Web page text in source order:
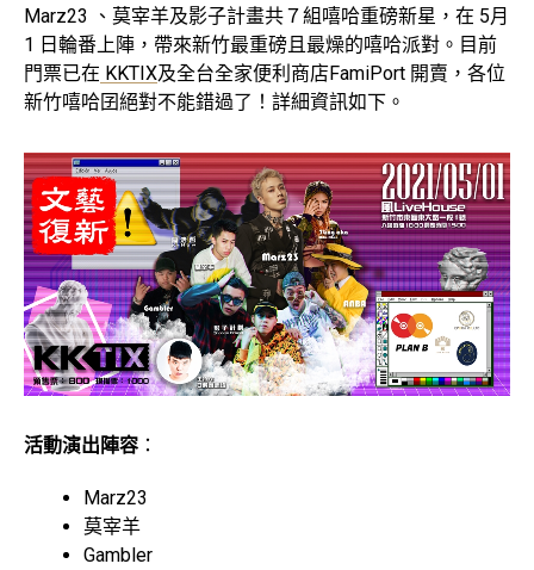
Marz23 、莫宰羊及影子計畫共７組嘻哈重磅新星，在 5月
1 日輪番上陣，帶來新竹最重磅且最燥的嘻哈派對。目前
門票已在 KKTIX及全台全家便利商店FamiPort 開賣，各位
新竹嘻哈囝絕對不能錯過了！詳細資訊如下。
活動演出陣容 ：
Marz23
莫宰羊
Gambler